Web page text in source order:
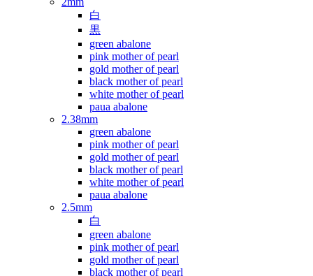
白
黒
green abalone
pink mother of pearl
gold mother of pearl
black mother of pearl
white mother of pearl
paua abalone
2.38mm
green abalone
pink mother of pearl
gold mother of pearl
black mother of pearl
white mother of pearl
paua abalone
2.5mm
白
green abalone
pink mother of pearl
gold mother of pearl
black mother of pearl